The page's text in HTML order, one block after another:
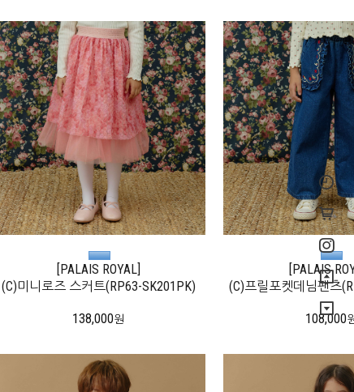
[PALAIS ROYAL]
(C)미니로즈 스커트(RP63-SK201PK)
138,000원
[PALAIS
(C)프릴포켓데님팬츠
108,000